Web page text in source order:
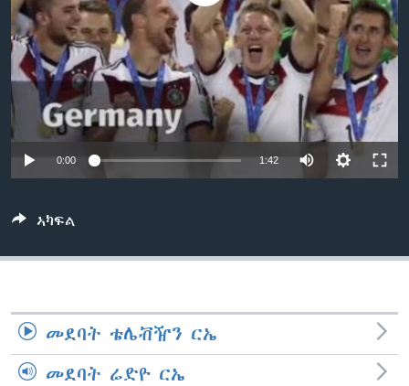
ቂሔ ጽልሚ
ቋንቋታት
0:00 1:42
ኣካፍል
መደባት ቴሌቭዥን ርኤ
መደባት ሬድዮ ርኤ